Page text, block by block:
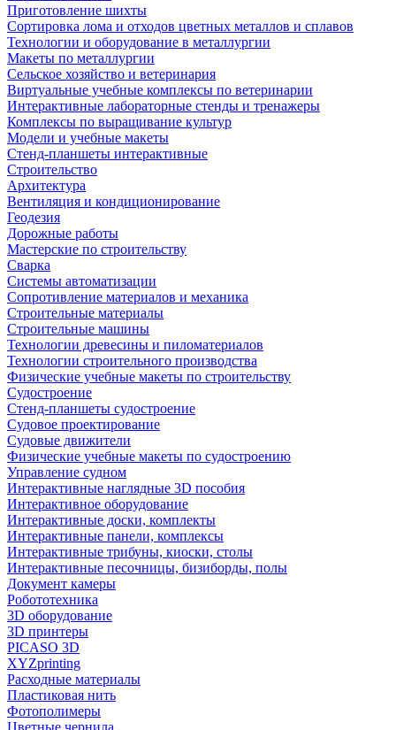
Приготовление шихты
Сортировка лома и отходов цветных металлов и сплавов
Технологии и оборудование в металлургии
Макеты по металлургии
Сельское хозяйство и ветеринария
Виртуальные учебные комплексы по ветеринарии
Интерактивные лабораторные стенды и тренажеры
Комплексы по выращивание культур
Модели и учебные макеты
Стенд-планшеты интерактивные
Строительство
Архитектура
Вентиляция и кондиционирование
Геодезия
Дорожные работы
Мастерские по строительству
Сварка
Системы автоматизации
Сопротивление материалов и механика
Строительные материалы
Строительные машины
Технологии древесины и пиломатериалов
Технологии строительного производства
Физические учебные макеты по строительству
Судостроение
Стенд-планшеты судостроение
Судовое проектирование
Судовые движители
Физические учебные макеты по судостроению
Управление судном
Интерактивные наглядные 3D пособия
Интерактивное оборудование
Интерактивные доски, комплекты
Интерактивные панели, комплексы
Интерактивные трибуны, киоски, столы
Интерактивные песочницы, бизиборды, полы
Документ камеры
Робототехника
3D оборудование
3D принтеры
PICASO 3D
XYZprinting
Расходные материалы
Пластиковая нить
Фотополимеры
Цветные чернила